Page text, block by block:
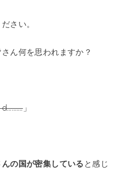
さい。
ん何を思われますか？
d……….」
の国が密集している と感じ